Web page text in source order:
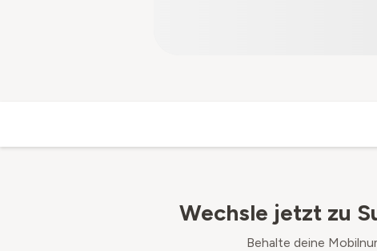
Wechsle jetzt zu
Behalte deine